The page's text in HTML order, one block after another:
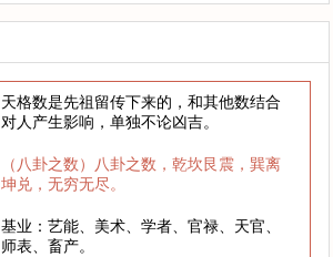
天格数是先祖留传下来的，和其他数结合
对人产生影响，单独不论凶吉。
（八卦之数）八卦之数，乾坎艮震，巽离
坤兑，无穷无尽。
基业：艺能、美术、学者、官禄、天官、
师表、畜产。